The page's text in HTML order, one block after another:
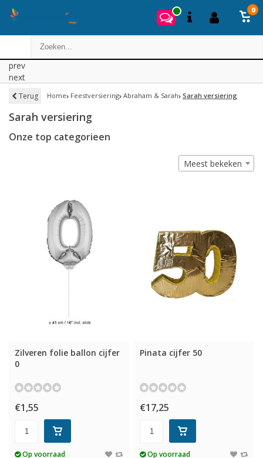
0
prev
next
Terug Home Feestversiering Abraham & Sarah Sarah versiering
Sarah versiering
Onze top categorieen
Meest bekeken
Zilveren folie ballon cijfer
0
€1,55
Op voorraad
Pinata cijfer 50
€17,25
Op voorraad